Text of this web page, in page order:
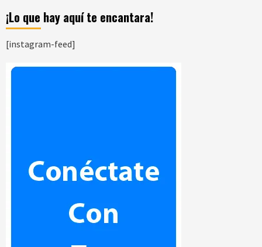
¡Lo que hay aquí te encantara!
[instagram-feed]